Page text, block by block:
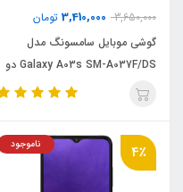
3,650,000
3,410,000 تومان
گوشی موبایل سامسونگ مدل
Galaxy A03s SM-A037F/DS دو
سیم کارت ظرفیت 64 گیگابایت و رم
4٪ ناموجود